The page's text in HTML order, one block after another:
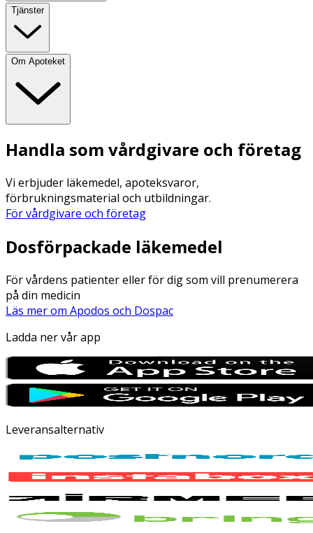
Tjänster
Om Apoteket
Handla som vårdgivare och företag
Vi erbjuder läkemedel, apoteksvaror,
förbrukningsmaterial och utbildningar.
För vårdgivare och företag
Dosförpackade läkemedel
För vårdens patienter eller för dig som vill prenumerera
på din medicin
Läs mer om Apodos och Dospac
Ladda ner vår app
Leveransalternativ